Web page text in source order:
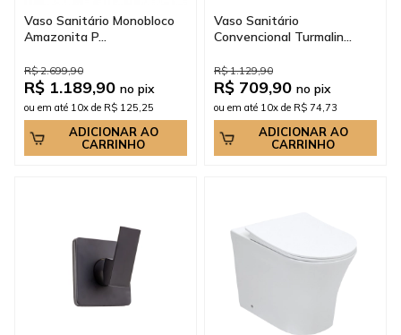
Vaso Sanitário Monobloco
Amazonita P...
R$ 2.699,90
R$ 1.189,90 no pix
ou em até 10x de R$ 125,25
ADICIONAR AO
CARRINHO
Vaso Sanitário
Convencional Turmalin...
R$ 1.129,90
R$ 709,90 no pix
ou em até 10x de R$ 74,73
ADICIONAR AO
CARRINHO